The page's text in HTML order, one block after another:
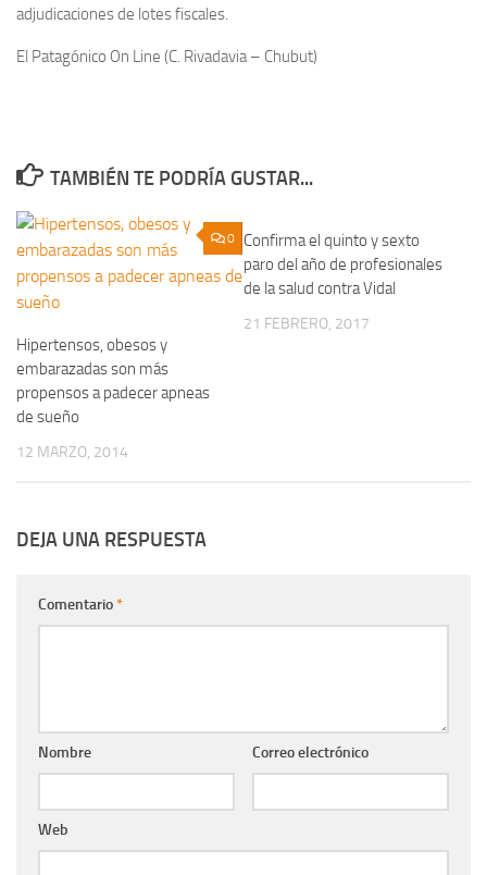
adjudicaciones de lotes fiscales.
El Patagónico On Line (C. Rivadavia – Chubut)
TAMBIÉN TE PODRÍA GUSTAR...
0
Hipertensos, obesos y
embarazadas son más
propensos a padecer apneas
de sueño
12 MARZO, 2014
Confirma el quinto y sexto
paro del año de profesionales
de la salud contra Vidal
21 FEBRERO, 2017
DEJA UNA RESPUESTA
Comentario*
Nombre Correo electrónico
Web